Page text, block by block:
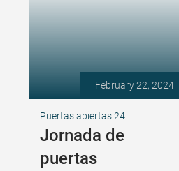
February 22, 2024
Puertas abiertas 24
Jornada de
puertas